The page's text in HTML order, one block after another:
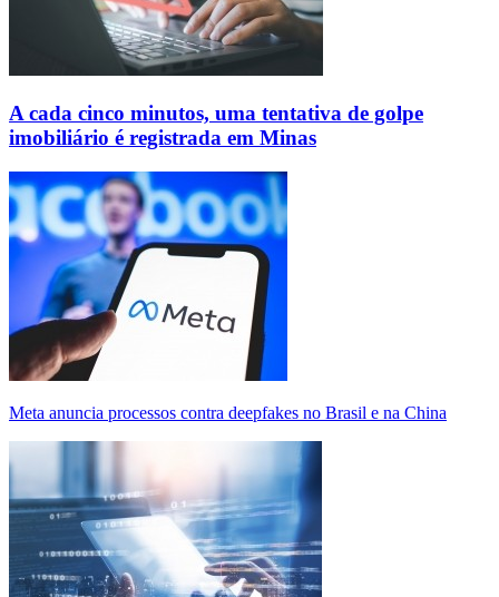
A cada cinco minutos, uma tentativa de golpe
imobiliário é registrada em Minas
Meta anuncia processos contra deepfakes no Brasil e na China